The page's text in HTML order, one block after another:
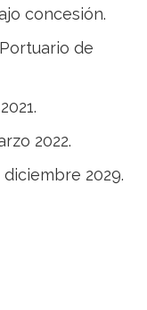
concesión.
de
2022.
2029.